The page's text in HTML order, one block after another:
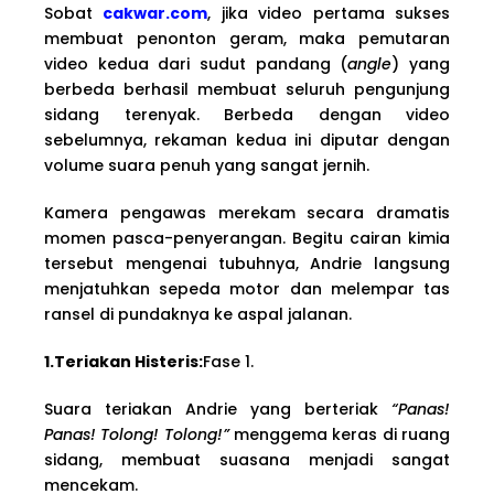
Sobat cakwar.com, jika video pertama sukses
membuat penonton geram, maka pemutaran
video kedua dari sudut pandang (angle) yang
berbeda berhasil membuat seluruh pengunjung
sidang terenyak. Berbeda dengan video
sebelumnya, rekaman kedua ini diputar dengan
volume suara penuh yang sangat jernih.
Kamera pengawas merekam secara dramatis
momen pasca-penyerangan. Begitu cairan kimia
tersebut mengenai tubuhnya, Andrie langsung
menjatuhkan sepeda motor dan melempar tas
ransel di pundaknya ke aspal jalanan.
1.Teriakan Histeris:Fase 1.
Suara teriakan Andrie yang berteriak “Panas!
Panas! Tolong! Tolong!”menggema keras di ruang
sidang, membuat suasana menjadi sangat
mencekam.